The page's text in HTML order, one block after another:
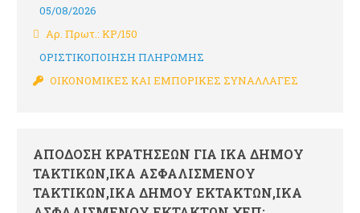
05/08/2026
Αρ. Πρωτ.: ΚΡ/150
ΟΡΙΣΤΙΚΟΠΟΙΗΣΗ ΠΛΗΡΩΜΗΣ
ΟΙΚΟΝΟΜΙΚΕΣ ΚΑΙ ΕΜΠΟΡΙΚΕΣ ΣΥΝΑΛΛΑΓΕΣ
ΑΠΟΔΟΣΗ ΚΡΑΤΗΣΕΩΝ ΓΙΑ ΙΚΑ ΔΗΜΟΥ
ΤΑΚΤΙΚΩΝ,ΙΚΑ ΑΣΦΑΛΙΣΜΕΝΟΥ
ΤΑΚΤΙΚΩΝ,ΙΚΑ ΔΗΜΟΥ ΕΚΤΑΚΤΩΝ,ΙΚΑ